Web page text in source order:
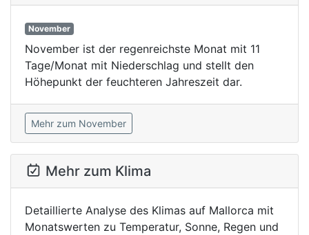
November
November ist der regenreichste Monat mit 11
Tage/Monat mit Niederschlag und stellt den
Höhepunkt der feuchteren Jahreszeit dar.
Mehr zum November
Mehr zum Klima
Detaillierte Analyse des Klimas auf Mallorca mit
Monatswerten zu Temperatur, Sonne, Regen und